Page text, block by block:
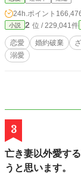
24h.ポイント
小説 2 位 / 229,041件
恋愛 婚約破棄
溺愛
3
亡き妻以外愛す
うと思います。